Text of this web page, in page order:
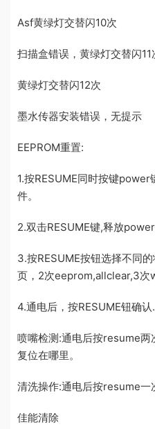
Asf黄绿灯交替闪10次
扫描盒错误，黄绿灯交替闪11
黄绿灯交替闪12次
墨水传器安装错误，无提示
EEPROM重置:
1.按RESUME同时按键
件。
2.双击RESUME键,释放
3.按RESUME按钮选择不同
页，2次eeprom,allclear,3次
4.通电后，按RESUME钮确认.
喷嘴检测:通电后按resume两
复位在哪里。
清洗操作:通电后按resume一
佳能清除